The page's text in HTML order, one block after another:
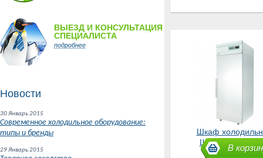
В
Шкаф
ШХ-0,5
ВЫЕЗД И КОНСУЛЬТАЦИЯ
СПЕЦИАЛИСТА
подробнее
Новости
30 Январь 2015
Современное холодильное оборудование:
типы и бренды
29 Январь 2015